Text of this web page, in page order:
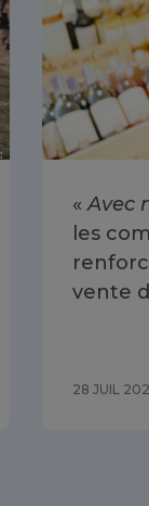
«Avec
les
vente
28 JUIL